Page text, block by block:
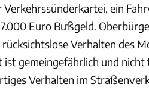
ein
Euro Bußgeld.
Verhalten des
ist gemeingefährlich und
Verhalten im